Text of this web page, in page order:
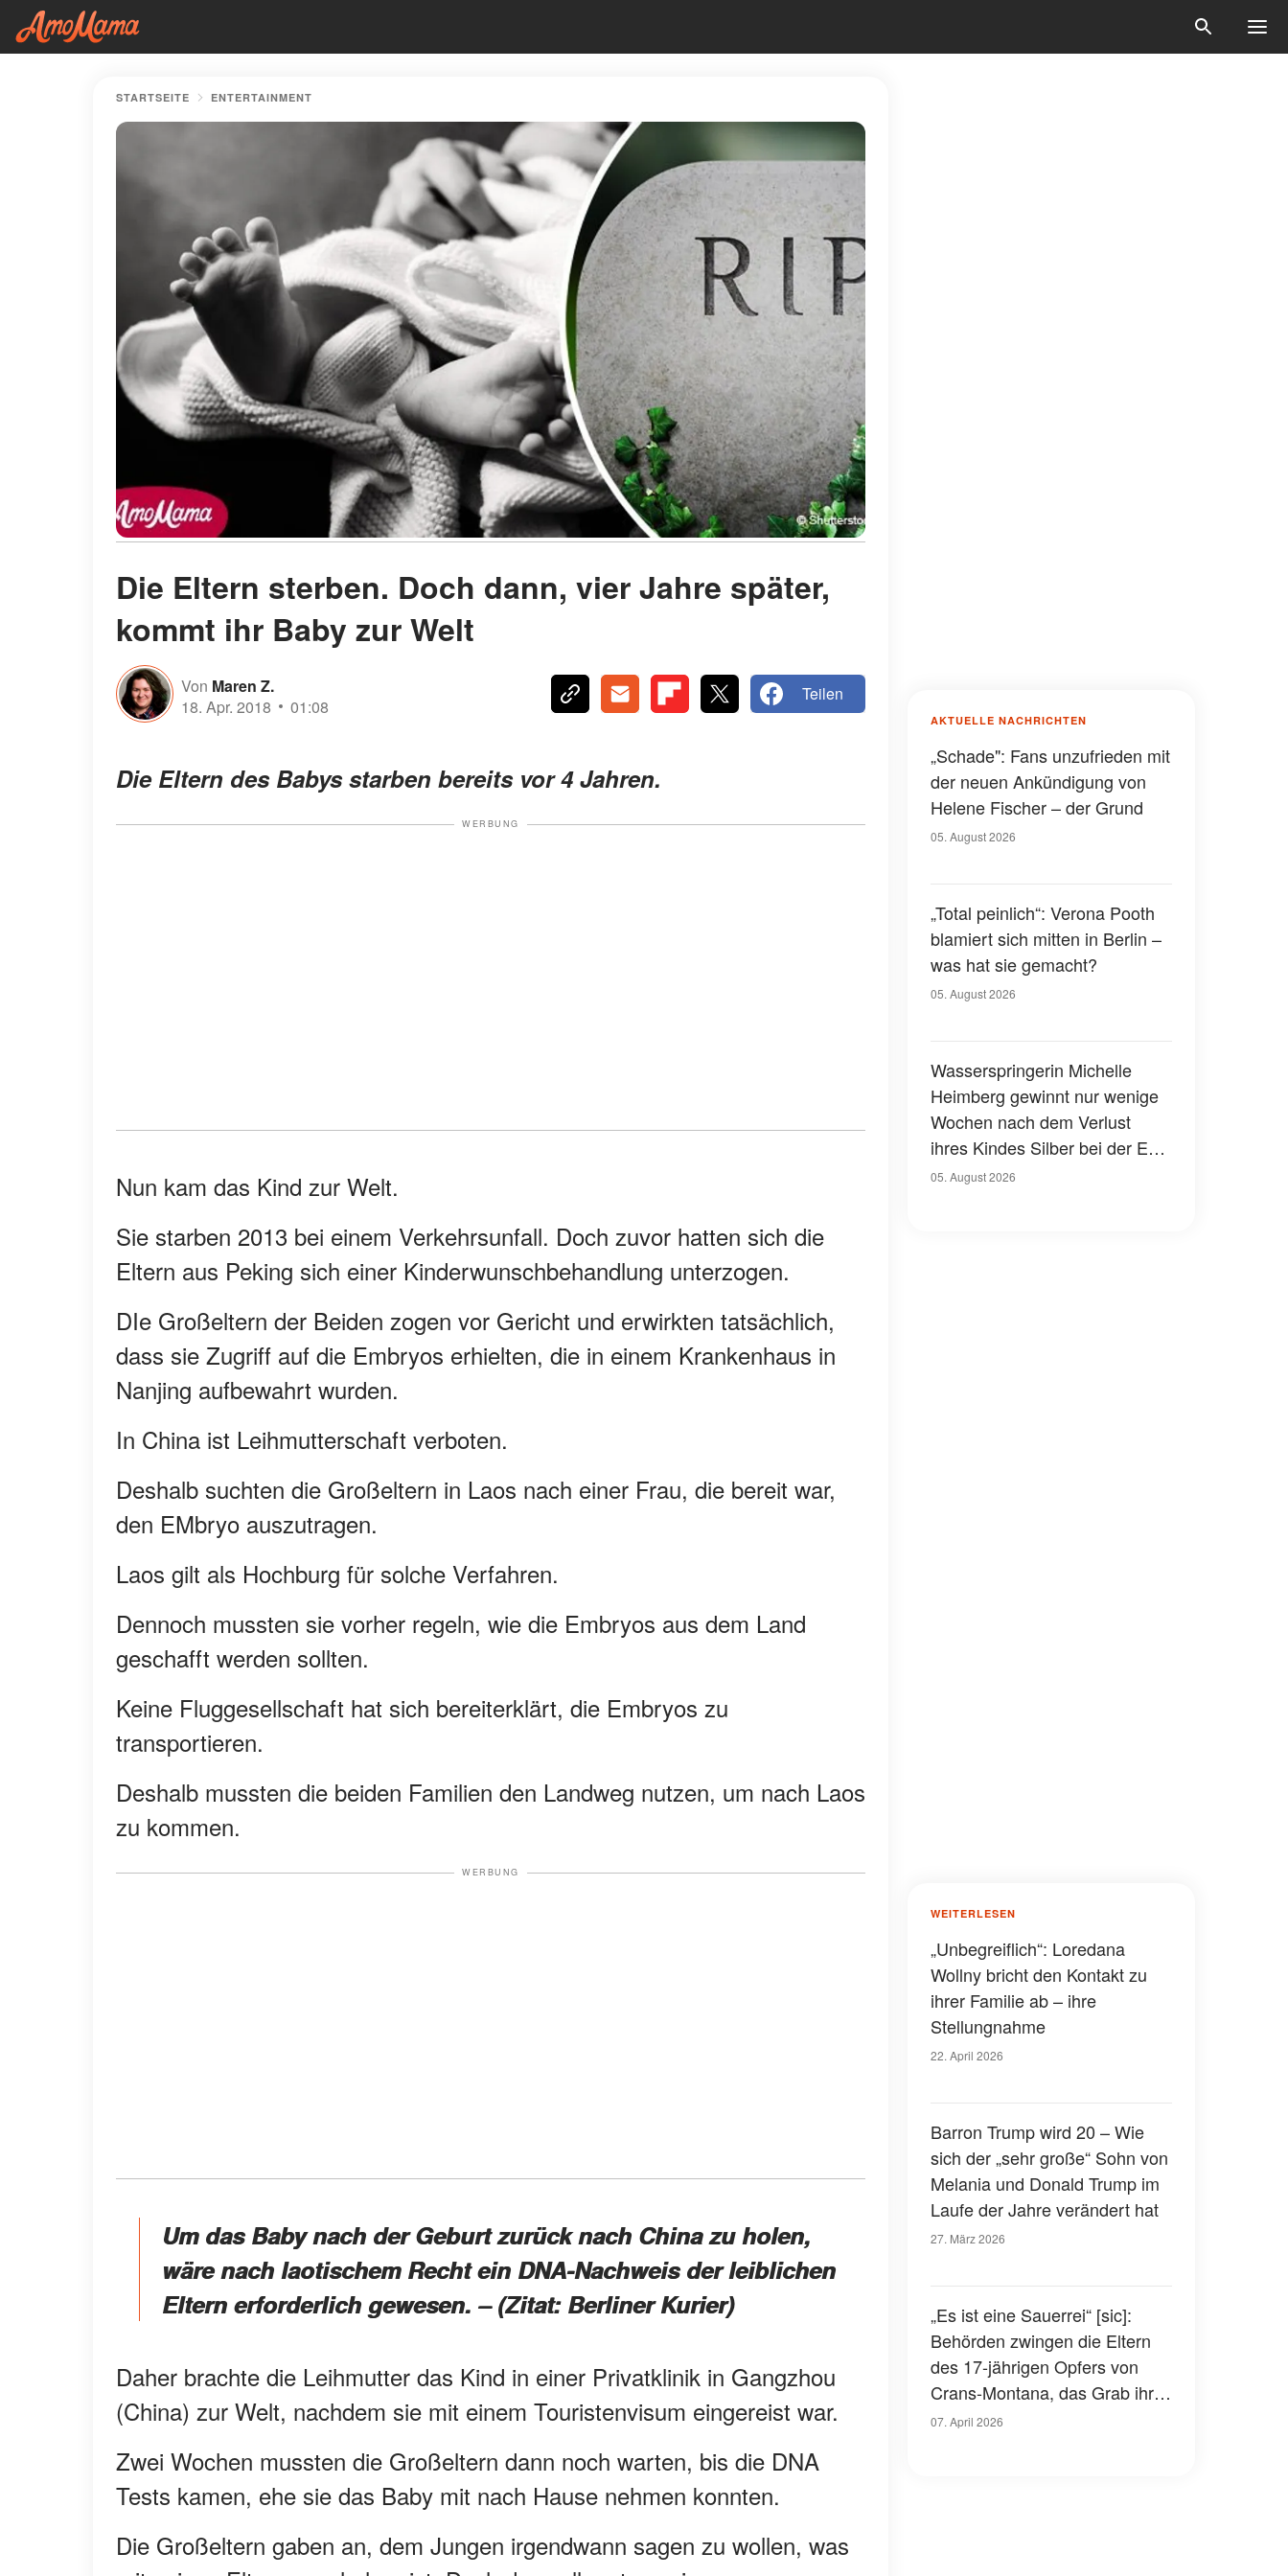
STARTSEITE ENTERTAINMENT
Die Eltern sterben. Doch dann, vier Jahre später,
kommt ihr Baby zur Welt
Von Maren Z.
18. Apr. 2018
01:08
Teilen
Die Eltern des Babys starben bereits vor 4 Jahren.
WERBUNG
Nun kam das Kind zur Welt.
Sie starben 2013 bei einem Verkehrsunfall. Doch zuvor hatten sich die
Eltern aus Peking sich einer Kinderwunschbehandlung unterzogen.
DIe Großeltern der Beiden zogen vor Gericht und erwirkten tatsächlich,
dass sie Zugriff auf die Embryos erhielten, die in einem Krankenhaus in
Nanjing aufbewahrt wurden.
In China ist Leihmutterschaft verboten.
Deshalb suchten die Großeltern in Laos nach einer Frau, die bereit war,
den EMbryo auszutragen.
Laos gilt als Hochburg für solche Verfahren.
Dennoch mussten sie vorher regeln, wie die Embryos aus dem Land
geschafft werden sollten.
Keine Fluggesellschaft hat sich bereiterklärt, die Embryos zu
transportieren.
Deshalb mussten die beiden Familien den Landweg nutzen, um nach Laos
zu kommen.
WERBUNG
Um das Baby nach der Geburt zurück nach China zu holen,
wäre nach laotischem Recht ein DNA-Nachweis der leiblichen
Eltern erforderlich gewesen. – (Zitat: Berliner Kurier)
Daher brachte die Leihmutter das Kind in einer Privatklinik in Gangzhou
(China) zur Welt, nachdem sie mit einem Touristenvisum eingereist war.
Zwei Wochen mussten die Großeltern dann noch warten, bis die DNA
Tests kamen, ehe sie das Baby mit nach Hause nehmen konnten.
Die Großeltern gaben an, dem Jungen irgendwann sagen zu wollen, was
AKTUELLE NACHRICHTEN
„Schade": Fans unzufrieden mit
der neuen Ankündigung von
Helene Fischer – der Grund
05. August 2026
„Total peinlich“: Verona Pooth
blamiert sich mitten in Berlin –
was hat sie gemacht?
05. August 2026
Wasserspringerin Michelle
Heimberg gewinnt nur wenige
Wochen nach dem Verlust
ihres Kindes Silber bei der EM
– eine herzzerreißende
05. August 2026
WEITERLESEN
„Unbegreiflich“: Loredana
Wollny bricht den Kontakt zu
ihrer Familie ab – ihre
Stellungnahme
22. April 2026
Barron Trump wird 20 – Wie
sich der „sehr große“ Sohn von
Melania und Donald Trump im
Laufe der Jahre verändert hat
27. März 2026
„Es ist eine Sauerrei“ [sic]:
Behörden zwingen die Eltern
des 17-jährigen Opfers von
Crans-Montana, das Grab ihres
Sohnes wieder zu öffnen – der
07. April 2026